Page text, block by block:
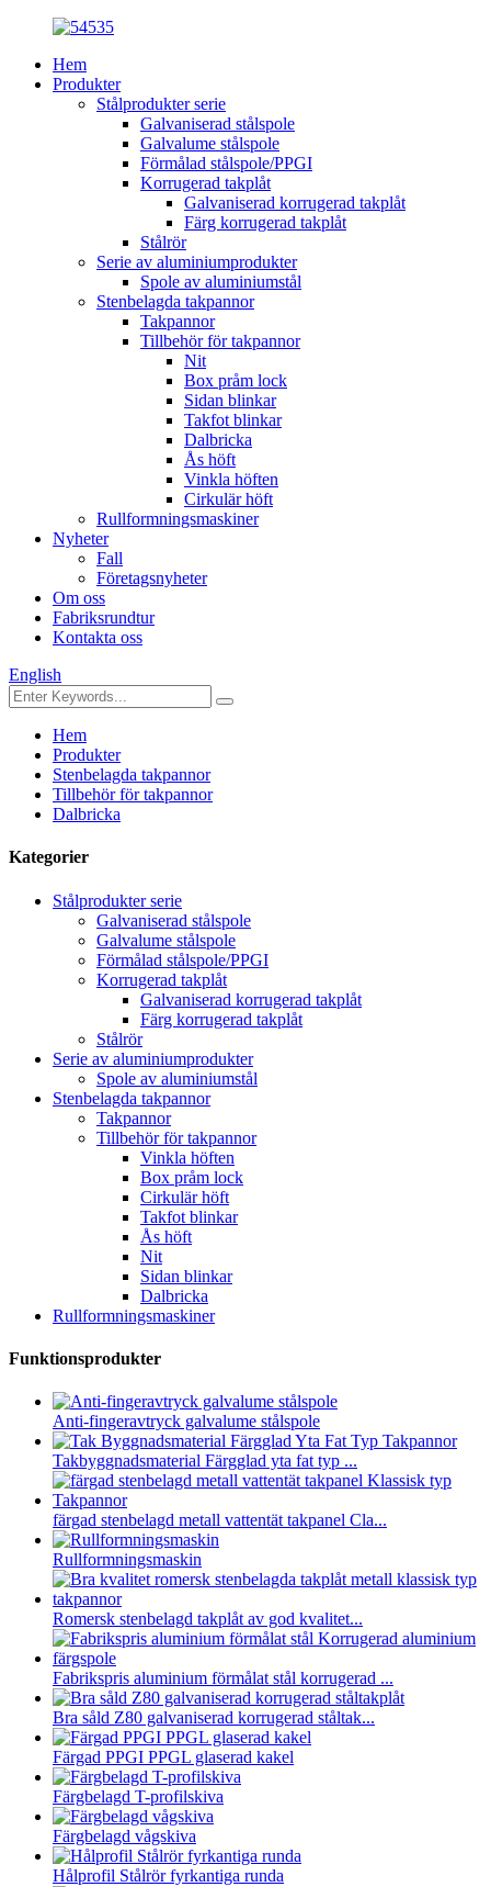
Hem
Produkter
Stålprodukter serie
Galvaniserad stålspole
Galvalume stålspole
Förmålad stålspole/PPGI
Korrugerad takplåt
Galvaniserad korrugerad takplåt
Färg korrugerad takplåt
Stålrör
Serie av aluminiumprodukter
Spole av aluminiumstål
Stenbelagda takpannor
Takpannor
Tillbehör för takpannor
Nit
Box pråm lock
Sidan blinkar
Takfot blinkar
Dalbricka
Ås höft
Vinkla höften
Cirkulär höft
Rullformningsmaskiner
Nyheter
Fall
Företagsnyheter
Om oss
Fabriksrundtur
Kontakta oss
English
Hem
Produkter
Stenbelagda takpannor
Tillbehör för takpannor
Dalbricka
Kategorier
Stålprodukter serie
Galvaniserad stålspole
Galvalume stålspole
Förmålad stålspole/PPGI
Korrugerad takplåt
Galvaniserad korrugerad takplåt
Färg korrugerad takplåt
Stålrör
Serie av aluminiumprodukter
Spole av aluminiumstål
Stenbelagda takpannor
Takpannor
Tillbehör för takpannor
Vinkla höften
Box pråm lock
Cirkulär höft
Takfot blinkar
Ås höft
Nit
Sidan blinkar
Dalbricka
Rullformningsmaskiner
Funktionsprodukter
Anti-fingeravtryck galvalume stålspole
Takbyggnadsmaterial Färgglad yta fat typ ...
färgad stenbelagd metall vattentät takpanel Cla...
Rullformningsmaskin
Romersk stenbelagd takplåt av god kvalitet...
Fabrikspris aluminium förmålat stål korrugerad ...
Bra såld Z80 galvaniserad korrugerad ståltak...
Färgad PPGI PPGL glaserad kakel
Färgbelagd T-profilskiva
Färgbelagd vågskiva
Hålprofil Stålrör fyrkantiga runda